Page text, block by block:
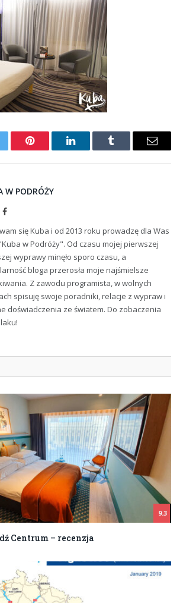
Pinterest LinkedInTumblr Email
W PODRÓŻY
Facebook
się Kuba i od 2013 roku prowadzę dla Was
w Podróży". Od czasu mojej pierwszej
wyprawy minęło sporo czasu, a
bloga przerosła moje najśmielsze
Z zawodu programista, w wolnych
spisuję swoje poradniki, relacje z wypraw i
doświadczenia ze światem. Do zobaczenia
9.3
Centrum – recenzja